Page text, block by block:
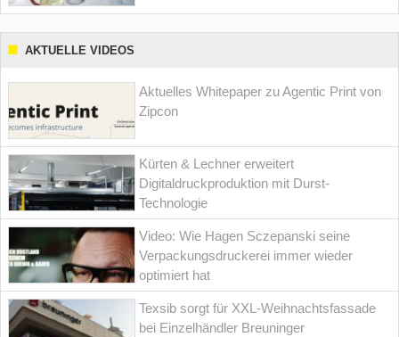
AKTUELLE VIDEOS
Aktuelles Whitepaper zu Agentic Print von
Zipcon
Kürten & Lechner erweitert
Digitaldruckproduktion mit Durst-
Technologie
Video: Wie Hagen Sczepanski seine
Verpackungsdruckerei immer wieder
optimiert hat
Texsib sorgt für XXL-Weihnachtsfassade
bei Einzelhändler Breuninger